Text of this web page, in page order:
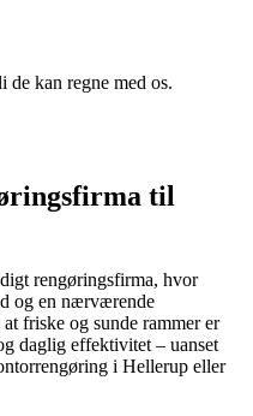
de kan regne med os.
til
rengøringsfirma, hvor
og en nærværende
friske og sunde rammer er
daglig effektivitet – uanset
i Hellerup eller